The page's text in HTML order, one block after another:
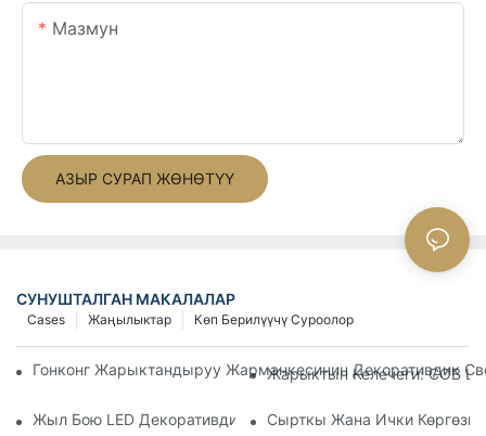
Мазмун
АЗЫР СУРАП ЖӨНӨТҮҮ
СУНУШТАЛГАН МАКАЛАЛАР
Көп Берилүүчү Суроолор
Жаңылыктар
Cases
Гонконг Жарыктандыруу Жарманкесинин Декоративдик
Жарыктын Келечеги: COB
Жыл Бою LED Декоративдик Жарыктандыруусун
Сырткы Жана Ички